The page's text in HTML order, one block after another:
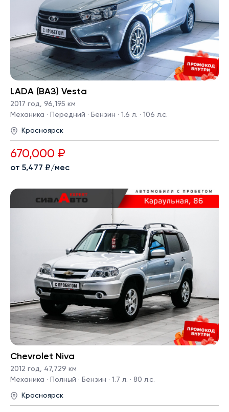
LADA (ВАЗ) Vesta
2017 год, 96,195 км
Механика · Передний · Бензин · 1.6 л. · 106 л.с.
Красноярск
670,000 ₽
от 5,477 ₽/мес
Chevrolet Niva
2012 год, 47,729 км
Механика · Полный · Бензин · 1.7 л. · 80 л.с.
Красноярск